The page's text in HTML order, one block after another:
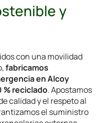
y
con una movilidad
fabricamos
en Alcoy
% reciclado. Apostamos
calidad y el respeto al
el suministro